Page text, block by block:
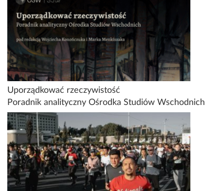
Uporządkować rzeczywistość
Poradnik analityczny Ośrodka Studiów Wschodnich